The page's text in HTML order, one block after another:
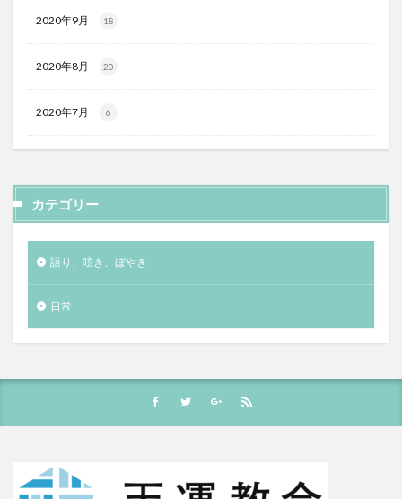
2020年9月 18
2020年8月 20
2020年7月 6
カテゴリー
語り、呟き、ぼやき
日常